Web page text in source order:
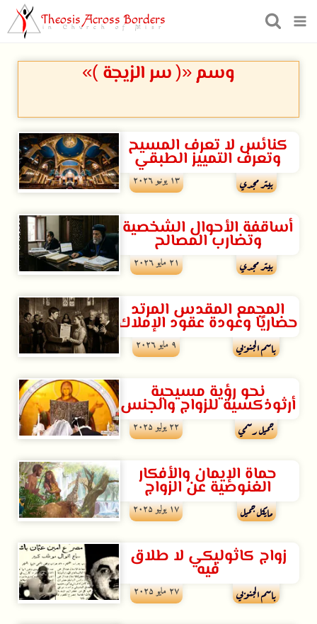
Theosis Across Borders
in Church of Misr
وسم «( سر الزيجة )»
كنائس ﻻ تعرف المسيح
وتعرف التمييز الطبقي
بيتر مجدي ۱۳ يونيو ۲۰۲٦
أساقفة اﻷحوال الشخصية
وتضارب المصالح
بيتر مجدي ۲۱ مايو ۲۰۲٦
المجمع المقدس المرتد
حضاريًا وعودة عقود الإملاك
باسم الجنوبي ۹ مايو ۲۰۲٦
نحو رؤية مسيحية
أرثوذكسية للزواج والجنس
جميل رسمي ۲۲ يوليو ۲۰۲۵
حماة اﻹيمان والأفكار
الغنوصية عن الزواج
مايكل جميل ۱۷ يوليو ۲۰۲۵
زواج كاثوليكي لا طلاق
فيه
باسم الجنوبي ۲۷ مايو ۲۰۲۵